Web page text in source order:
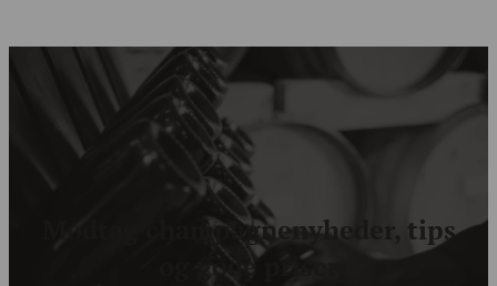
Modtag champagnenyheder, tips
og gode priser